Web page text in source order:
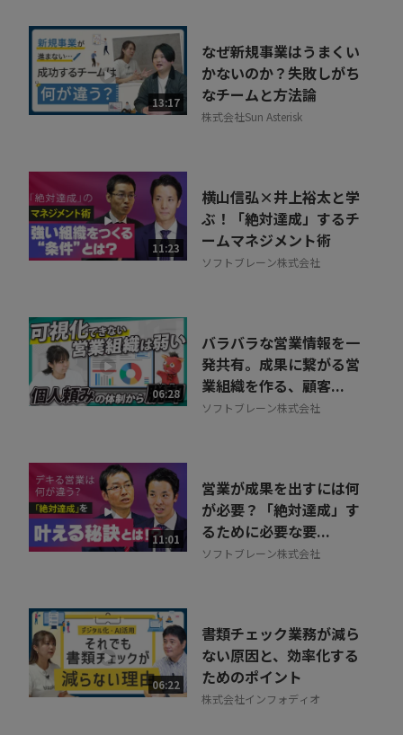
13:17
なぜ新規事業はうまくい
かないのか？失敗しがち
なチームと方法論
株式会社Sun Asterisk
11:23
横山信弘×井上裕太と学
ぶ！「絶対達成」するチ
ームマネジメント術
ソフトブレーン株式会社
06:28
バラバラな営業情報を一
発共有。成果に繋がる営
業組織を作る、顧客...
ソフトブレーン株式会社
11:01
営業が成果を出すには何
が必要？「絶対達成」す
るために必要な要...
ソフトブレーン株式会社
06:22
書類チェック業務が減ら
ない原因と、効率化する
ためのポイント
株式会社インフォディオ